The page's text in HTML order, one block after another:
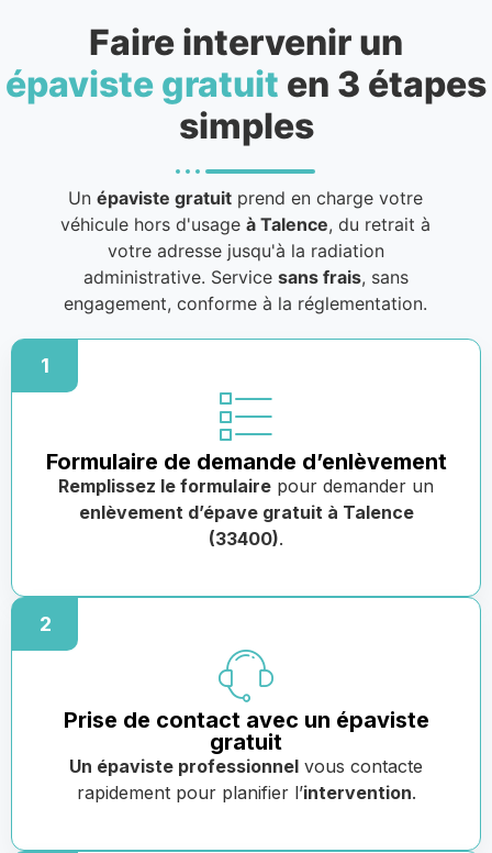
Faire intervenir un
épaviste gratuit en 3 étapes
simples
Unépaviste gratuit prend en charge votre
véhicule hors d'usageà Talence, du retrait à
votre adresse jusqu'à la radiation
administrative. Service sans frais, sans
engagement, conforme à la réglementation.
1
Formulaire de demande d’enlèvement
Remplissez le formulaire pour demander un
enlèvement d’épave gratuit à Talence
(33400).
2
Prise de contact avec un épaviste
gratuit
Un épaviste professionnel vous contacte
rapidement pour planifier l’intervention.